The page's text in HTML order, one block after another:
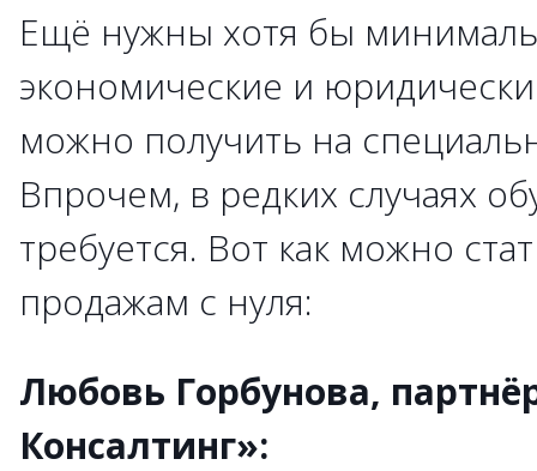
Ещё нужны хотя бы
экономические и
можно получить на
Впрочем, в редких случаях
требуется. Вот как можно
продажам с нуля:
Любовь Горбунова,
Консалтинг»: